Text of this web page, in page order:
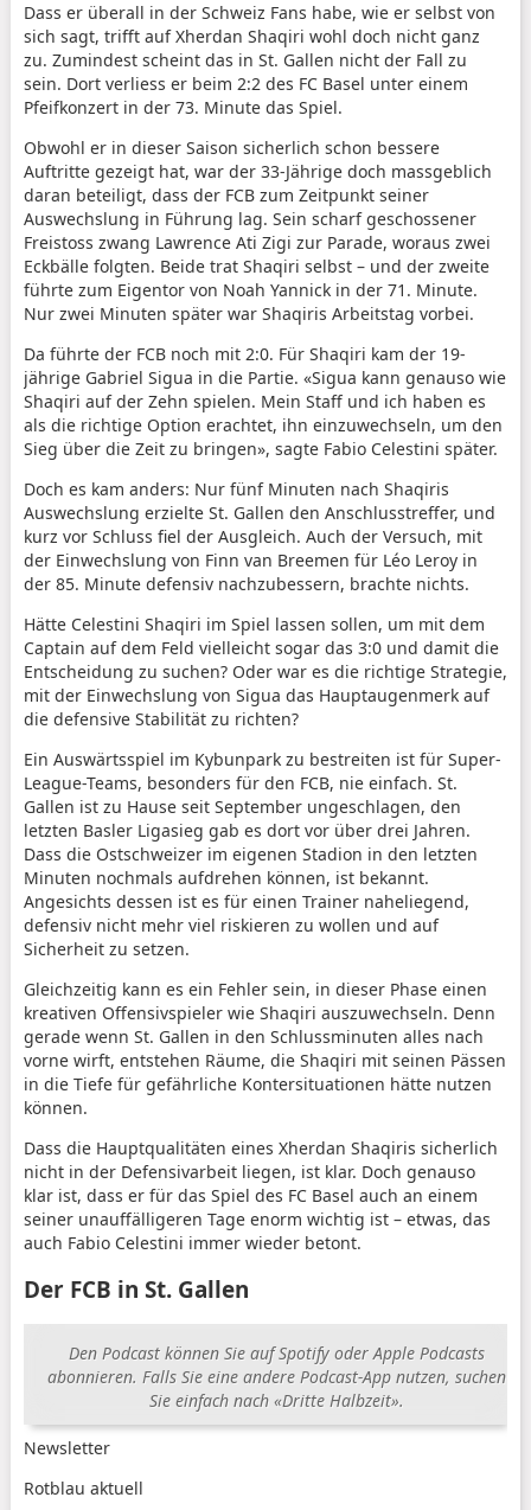
Dass er überall in der Schweiz Fans habe, wie er selbst von
sich sagt, trifft auf Xherdan Shaqiri wohl doch nicht ganz
zu. Zumindest scheint das in St. Gallen nicht der Fall zu
sein. Dort verliess er beim 2:2 des FC Basel unter einem
Pfeifkonzert in der 73. Minute das Spiel.
Obwohl er in dieser Saison sicherlich schon bessere
Auftritte gezeigt hat, war der 33-Jährige doch massgeblich
daran beteiligt, dass der FCB zum Zeitpunkt seiner
Auswechslung in Führung lag. Sein scharf geschossener
Freistoss zwang Lawrence Ati Zigi zur Parade, woraus zwei
Eckbälle folgten. Beide trat Shaqiri selbst – und der zweite
führte zum Eigentor von Noah Yannick in der 71. Minute.
Nur zwei Minuten später war Shaqiris Arbeitstag vorbei.
Da führte der FCB noch mit 2:0. Für Shaqiri kam der 19-
jährige Gabriel Sigua in die Partie. «Sigua kann genauso wie
Shaqiri auf der Zehn spielen. Mein Staff und ich haben es
als die richtige Option erachtet, ihn einzuwechseln, um den
Sieg über die Zeit zu bringen», sagte Fabio Celestini später.
Doch es kam anders: Nur fünf Minuten nach Shaqiris
Auswechslung erzielte St. Gallen den Anschlusstreffer, und
kurz vor Schluss fiel der Ausgleich. Auch der Versuch, mit
der Einwechslung von Finn van Breemen für Léo Leroy in
der 85. Minute defensiv nachzubessern, brachte nichts.
Hätte Celestini Shaqiri im Spiel lassen sollen, um mit dem
Captain auf dem Feld vielleicht sogar das 3:0 und damit die
Entscheidung zu suchen? Oder war es die richtige Strategie,
mit der Einwechslung von Sigua das Hauptaugenmerk auf
die defensive Stabilität zu richten?
Ein Auswärtsspiel im Kybunpark zu bestreiten ist für Super-
League-Teams, besonders für den FCB, nie einfach. St.
Gallen ist zu Hause seit September ungeschlagen, den
letzten Basler Ligasieg gab es dort vor über drei Jahren.
Dass die Ostschweizer im eigenen Stadion in den letzten
Minuten nochmals aufdrehen können, ist bekannt.
Angesichts dessen ist es für einen Trainer naheliegend,
defensiv nicht mehr viel riskieren zu wollen und auf
Sicherheit zu setzen.
Gleichzeitig kann es ein Fehler sein, in dieser Phase einen
kreativen Offensivspieler wie Shaqiri auszuwechseln. Denn
gerade wenn St. Gallen in den Schlussminuten alles nach
vorne wirft, entstehen Räume, die Shaqiri mit seinen Pässen
in die Tiefe für gefährliche Kontersituationen hätte nutzen
können.
Dass die Hauptqualitäten eines Xherdan Shaqiris sicherlich
nicht in der Defensivarbeit liegen, ist klar. Doch genauso
klar ist, dass er für das Spiel des FC Basel auch an einem
seiner unauffälligeren Tage enorm wichtig ist – etwas, das
auch Fabio Celestini immer wieder betont.
Der FCB in St. Gallen
Den Podcast können Sie aufSpotify oderApple Podcasts
abonnieren. Falls Sie eine andere Podcast-App nutzen, suchen
Sie einfach nach «Dritte Halbzeit».
Newsletter
Rotblau aktuell